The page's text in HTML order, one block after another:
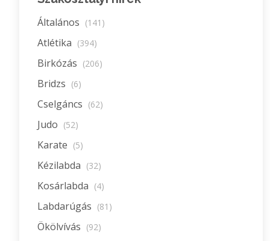
Általános (141)
Atlétika (394)
Birkózás (206)
Bridzs (6)
Cselgáncs (62)
Judo (52)
Karate (5)
Kézilabda (32)
Kosárlabda (4)
Labdarúgás (81)
Ökölvívás (92)